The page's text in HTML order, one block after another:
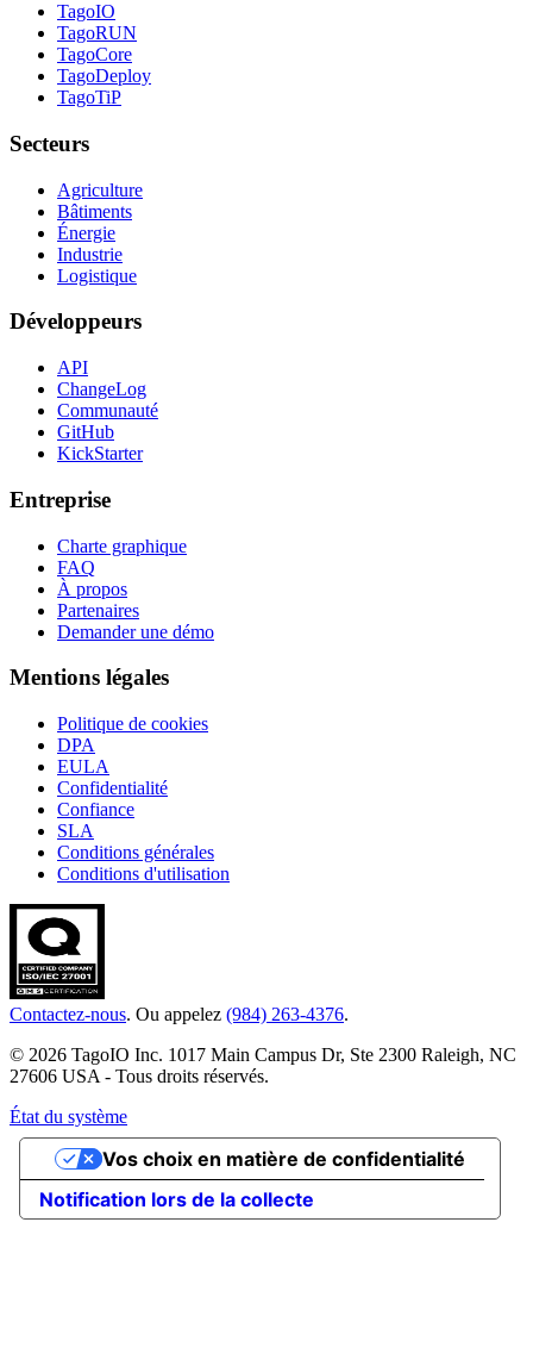
TagoIO
TagoRUN
TagoCore
TagoDeploy
TagoTiP
Secteurs
Agriculture
Bâtiments
Énergie
Industrie
Logistique
Développeurs
API
ChangeLog
Communauté
GitHub
KickStarter
Entreprise
Charte graphique
FAQ
À propos
Partenaires
Demander une démo
Mentions légales
Politique de cookies
DPA
EULA
Confidentialité
Confiance
SLA
Conditions générales
Conditions d'utilisation
Contactez-nous. Ou appelez (984) 263-4376.
© 2026 TagoIO Inc. 1017 Main Campus Dr, Ste 2300 Raleigh, NC
27606 USA - Tous droits réservés.
État du système
Notification lors de la collecte
Vos choix en matière de confidentialité